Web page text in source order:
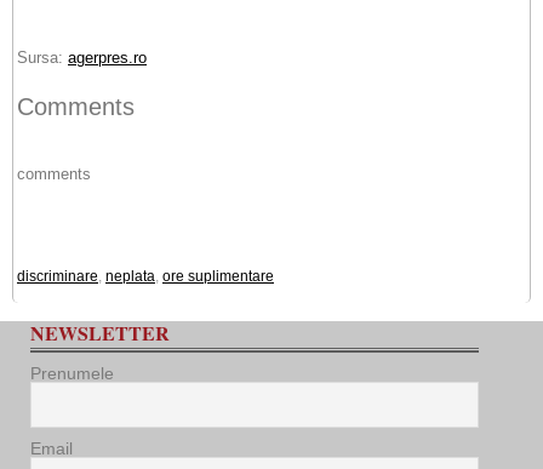
Sursa: agerpres.ro
Comments
comments
discriminare, neplata, ore suplimentare
NEWSLETTER
Prenumele
Email